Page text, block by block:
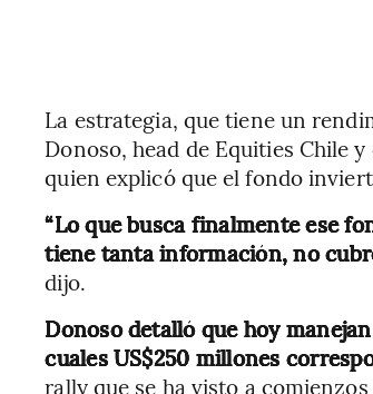
La estrategia, que tiene un
Donoso, head de Equities Chile
quien explicó que el fondo
“Lo que busca finalmente ese
tiene tanta información, no
dijo.
Donoso detalló que hoy
cuales US$250 millones
rally que se ha visto a